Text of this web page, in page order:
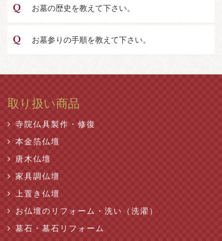
お墓の歴史を教えて下さい。
お墓参りの手順を教えて下さい。
取り扱い商品
寺院仏具製作・修復
本金箔仏壇
唐木仏壇
家具調仏壇
上置き仏壇
お仏壇のリフォーム・洗い（洗濯）
墓石・墓石リフォーム